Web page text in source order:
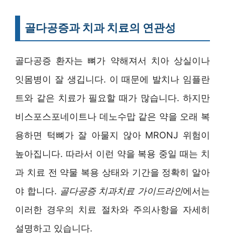
골다공증과 치과 치료의 연관성
골다공증 환자는 뼈가 약해져서 치아 상실이나
잇몸병이 잘 생깁니다. 이 때문에 발치나 임플란
트와 같은 치료가 필요할 때가 많습니다. 하지만
비스포스포네이트나 데노수맙 같은 약을 오래 복
용하면 턱뼈가 잘 아물지 않아 MRONJ 위험이
높아집니다. 따라서 이런 약을 복용 중일 때는 치
과 치료 전 약물 복용 상태와 기간을 정확히 알아
야 합니다. 골다공증 치과치료 가이드라인에서는
이러한 경우의 치료 절차와 주의사항을 자세히
설명하고 있습니다.